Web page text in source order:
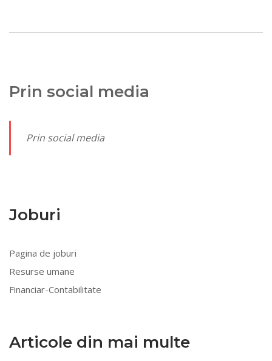
Prin social media
Prin social media
Joburi
Pagina de joburi
Resurse umane
Financiar-Contabilitate
Articole din mai multe